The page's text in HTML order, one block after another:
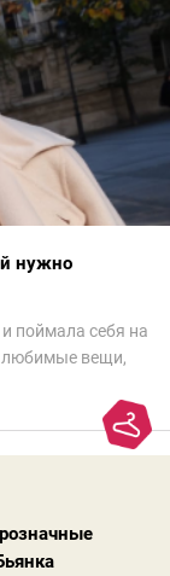
нужно
поймала себя на
любимые вещи,
сделала шаг